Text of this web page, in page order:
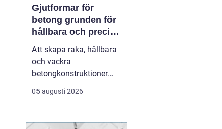
Gjutformar för
betong grunden för
hållbara och precisa
konstruktioner
Att skapa raka, hållbara
och vackra
betongkonstruktioner
handlar inte bara om rätt
betongrecept eller bra
resultatet avgörs av
05 augusti 2026